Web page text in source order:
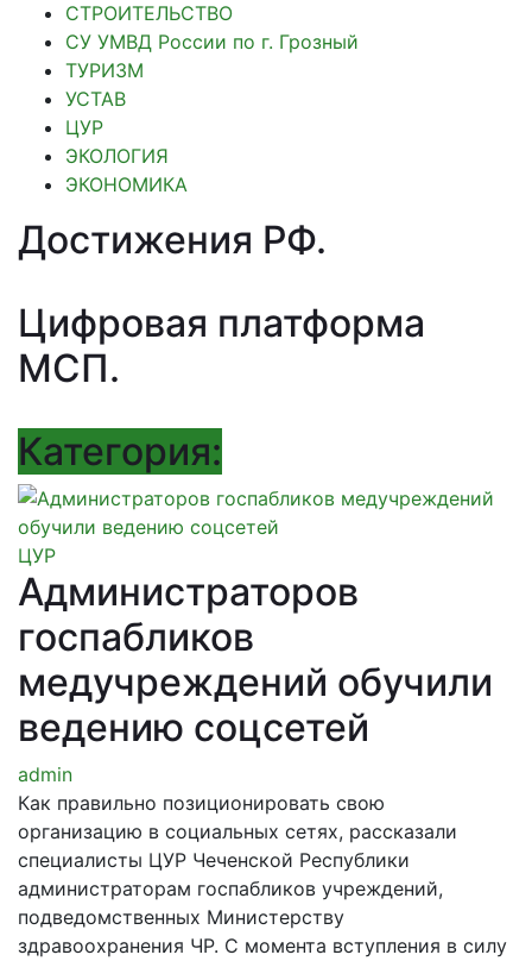
СТРОИТЕЛЬСТВО
СУ УМВД России по г. Грозный
ТУРИЗМ
УСТАВ
ЦУР
ЭКОЛОГИЯ
ЭКОНОМИКА
Достижения РФ.
Цифровая платформа
МСП.
Категория:
ЦУР
Администраторов
госпабликов
медучреждений обучили
ведению соцсетей
admin
Как правильно позиционировать свою
организацию в социальных сетях, рассказали
специалисты ЦУР Чеченской Республики
администраторам госпабликов учреждений,
подведомственных Министерству
здравоохранения ЧР. С момента вступления в силу